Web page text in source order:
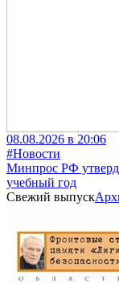
08.08.2026 в 20:06
#Новости
Минпрос РФ
учебный год
Свежий выпуск